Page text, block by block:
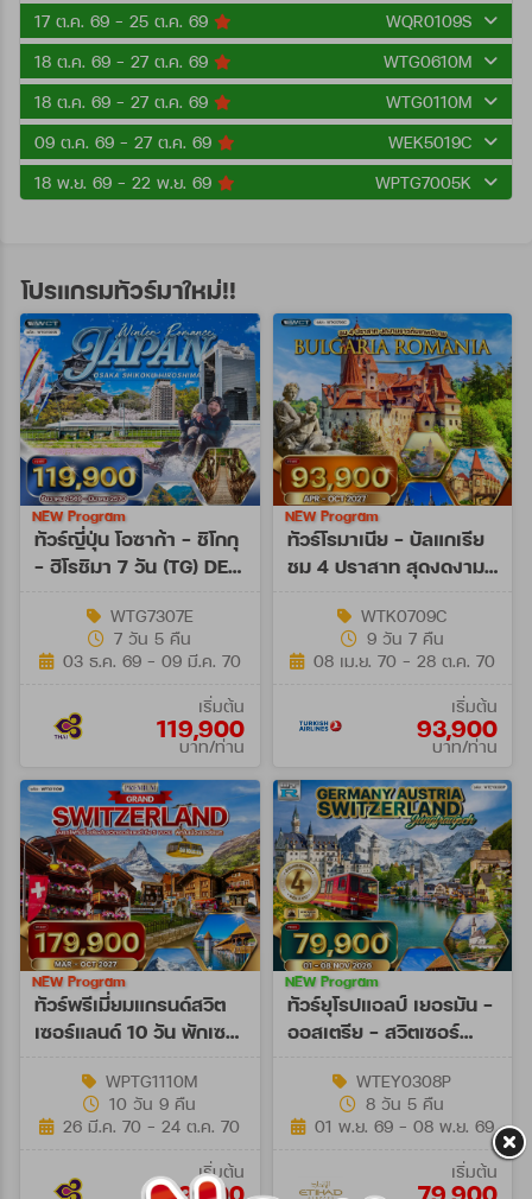
17 ต.ค. 69 - 25 ต.ค. 69
WQR0109S
18 ต.ค. 69 - 27 ต.ค. 69
WTG0610M
18 ต.ค. 69 - 27 ต.ค. 69
WTG0110M
09 ต.ค. 69 - 27 ต.ค. 69
WEK5019C
18 พ.ย. 69 - 22 พ.ย. 69
WPTG7005K
โปรแกรมทัวร์มาใหม่!!
ทัวร์ญี่ปุ่น โอซาก้า - ชิโกกุ
- ฮิโรชิมา 7 วัน (TG) DEC
NEW Program
WTG7307E
7 วัน 5 คืน
03 ธ.ค. 69 - 09 มี.ค. 70
เริ่มต้น
119,900
บาท/ท่าน
ทัวร์โรมาเนีย - บัลแกเรีย
ชม 4 ปราสาท สุดงดงาม
NEW Program
WTK0709C
9 วัน 7 คืน
08 เม.ย. 70 - 28 ต.ค. 70
เริ่มต้น
93,900
บาท/ท่าน
ทัวร์พรีเมี่ยมแกรนด์สวิต
เซอร์แลนด์ 10 วัน พักเซ
NEW Program
WPTG1110M
10 วัน 9 คืน
26 มี.ค. 70 - 24 ต.ค. 70
เริ่มต้น
ทัวร์ยุโรปแอลป์ เยอรมัน -
ออสเตรีย - สวิตเซอร์
NOV 26
NEW Program
WTEY0308P
8 วัน 5 คืน
01 พ.ย. 69 - 08 พ.ย. 69
เริ่มต้น